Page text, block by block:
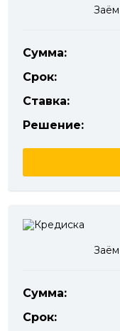
Сумма:
Срок:
Ставка:
Решение:
Сумма:
Срок: